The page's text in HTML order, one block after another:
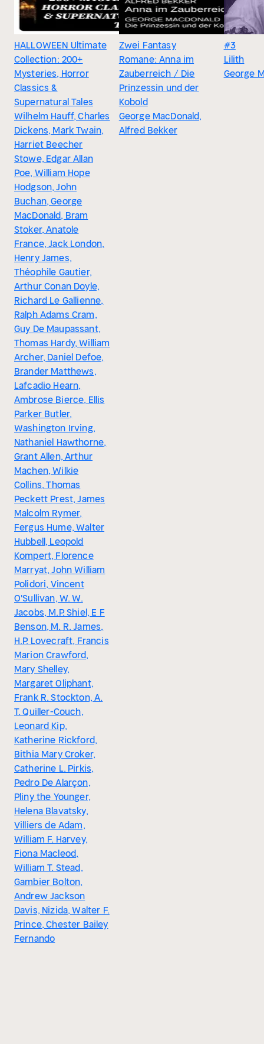
HALLOWEEN Ultimate
Collection: 200+
Mysteries, Horror
Classics &
Supernatural Tales
Wilhelm Hauff, Charles
Dickens, Mark Twain,
Harriet Beecher
Stowe, Edgar Allan
Poe, William Hope
Hodgson, John
Buchan, George
MacDonald, Bram
Stoker, Anatole
France, Jack London,
Henry James,
Théophile Gautier,
Arthur Conan Doyle,
Richard Le Gallienne,
Ralph Adams Cram,
Guy De Maupassant,
Thomas Hardy, William
Archer, Daniel Defoe,
Brander Matthews,
Lafcadio Hearn,
Ambrose Bierce, Ellis
Parker Butler,
Washington Irving,
Nathaniel Hawthorne,
Grant Allen, Arthur
Machen, Wilkie
Collins, Thomas
Peckett Prest, James
Malcolm Rymer,
Fergus Hume, Walter
Hubbell, Leopold
Kompert, Florence
Marryat, John William
Polidori, Vincent
O'Sullivan, W. W.
Jacobs, M.P. Shiel, E F
Benson, M. R. James,
H.P. Lovecraft, Francis
Marion Crawford,
Mary Shelley,
Margaret Oliphant,
Frank R. Stockton, A.
T. Quiller-Couch,
Leonard Kip,
Katherine Rickford,
Bithia Mary Croker,
Catherine L. Pirkis,
Pedro De Alarçon,
Pliny the Younger,
Helena Blavatsky,
Villiers de Adam,
William F. Harvey,
Fiona Macleod,
William T. Stead,
Gambier Bolton,
Andrew Jackson
Davis, Nizida, Walter F.
Prince, Chester Bailey
Fernando
Zwei Fantasy
Romane: Anna im
Zauberreich / Die
Prinzessin und der
Kobold
George MacDonald,
Alfred Bekker
#3
Lilith
George